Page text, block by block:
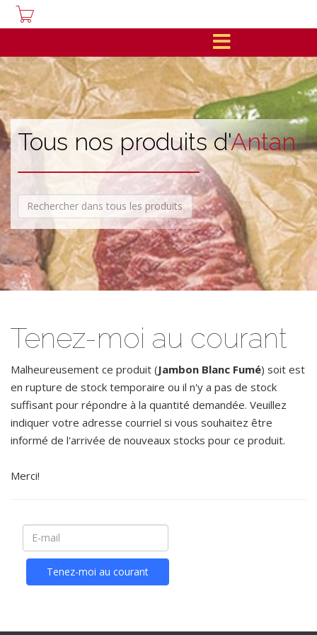
Tous nos produits d'Antan
Tenez-moi au courant
Malheureusement ce produit (Jambon Blanc Fumé) soit est
en rupture de stock temporaire ou il n'y a pas de stock
suffisant pour répondre à la quantité demandée. Veuillez
indiquer votre adresse courriel si vous souhaitez être
informé de l'arrivée de nouveaux stocks pour ce produit.
Merci!